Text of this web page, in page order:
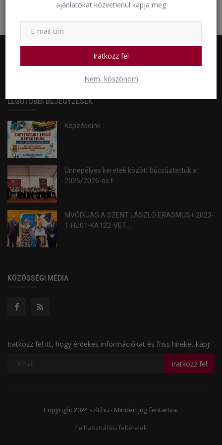
ajánlatokat közvetlenül kapja meg
Iratkozz fel
Nem, köszönöm
https://szlt.hu/rss/category/enaplo
LEGUTÓBBI BEJEGYZÉSEK
Képzéseink
Ünnepélyes keretek között búcsúztattuk a
2025/2026-os t...
NÍVÓDÍJAS A SZENT LÁSZLÓ ERASMUS+ 2023-
1-HU01-KA122-VET...
KÖZÖSSÉGI MÉDIA
Iratkozz fel itt, hogy érdekes információkat és friss híreket kapj!
Iratkozz fel
Copyright 2024 szlt.hu - Minden jog fentartva.
Felhasználási feltételek